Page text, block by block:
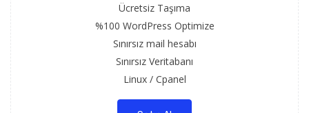
Ücretsiz Taşıma
%100 WordPress Optimize
Sınırsız mail hesabı
Sınırsız Veritabanı
Linux / Cpanel